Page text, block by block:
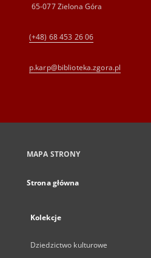
65-077 Zielona Góra
(+48) 68 453 26 06
p.karp@biblioteka.zgora.pl
MAPA STRONY
Strona główna
Kolekcje
Dziedzictwo kulturowe